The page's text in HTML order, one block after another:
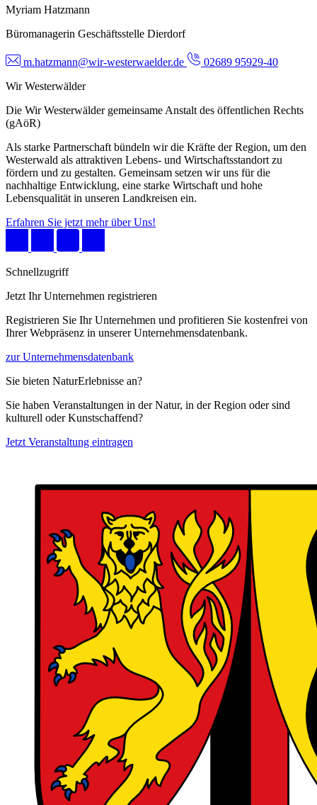
Myriam Hatzmann
Büromanagerin Geschäftsstelle Dierdorf
m.hatzmann@wir-westerwaelder.de
02689 95929-40
Wir Westerwälder
Die Wir Westerwälder gemeinsame Anstalt des öffentlichen Rechts
(gAöR)
Als starke Partnerschaft bündeln wir die Kräfte der Region, um den
Westerwald als attraktiven Lebens- und Wirtschaftsstandort zu
fördern und zu gestalten. Gemeinsam setzen wir uns für die
nachhaltige Entwicklung, eine starke Wirtschaft und hohe
Lebensqualität in unseren Landkreisen ein.
Erfahren Sie jetzt mehr über Uns!
Schnellzugriff
Jetzt Ihr Unternehmen registrieren
Registrieren Sie Ihr Unternehmen und profitieren Sie kostenfrei von
Ihrer Webpräsenz in unserer Unternehmensdatenbank.
zur Unternehmensdatenbank
Sie bieten NaturErlebnisse an?
Sie haben Veranstaltungen in der Natur, in der Region oder sind
kulturell oder Kunstschaffend?
Jetzt Veranstaltung eintragen